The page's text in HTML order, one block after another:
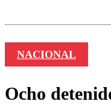
NACIONAL
Ocho